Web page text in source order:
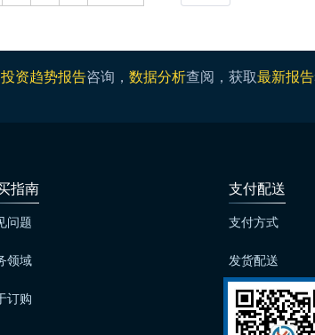
投资趋势报告咨询， 数据分析查阅，获取最新报告
指南
问题
领域
订购
支付配送
支付方式
发货配送
发票问题